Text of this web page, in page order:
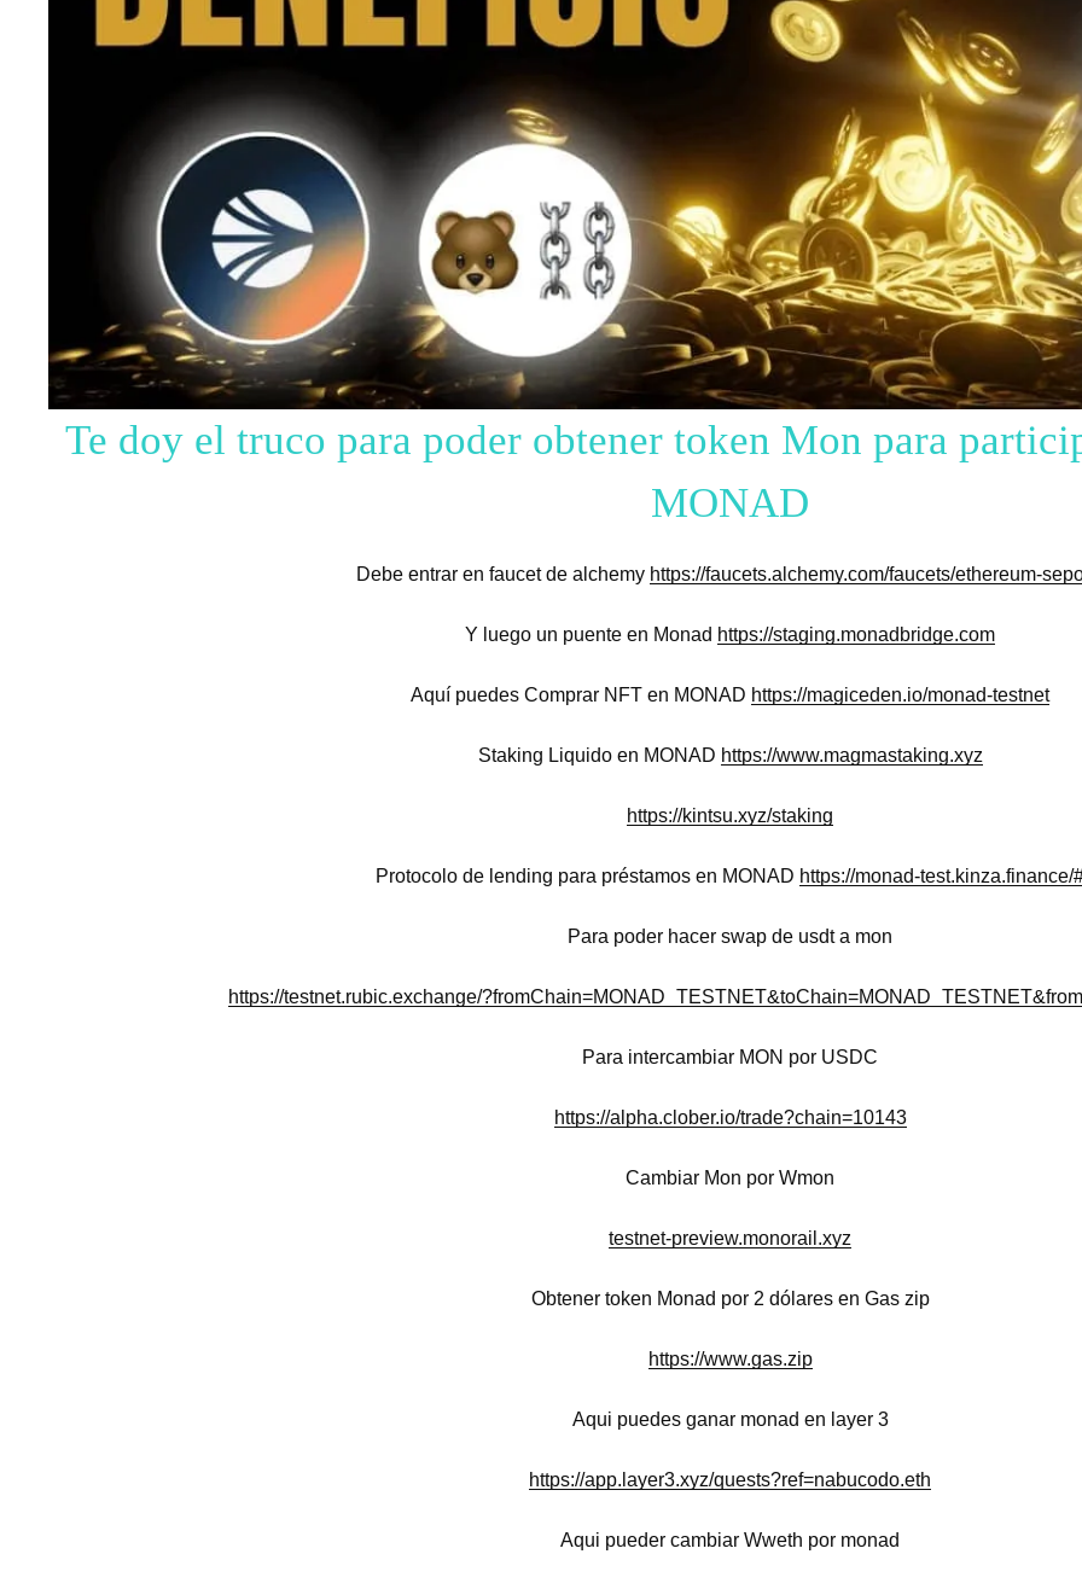
Te doy el truco para poder obtener token Mon para
MONAD
Debe entrar en faucet de alchemy https://faucets.alchemy.com/faucets/ethereum-
Y luego un puente en Monad https://staging.monadbridge.com
Aquí puedes Comprar NFT en MONAD https://magiceden.io/monad-testnet
Staking Liquido en MONAD https://www.magmastaking.xyz
https://kintsu.xyz/staking
Protocolo de lending para préstamos en MONAD https://monad-test.kinza.finance/
Para poder hacer swap de usdt a mon
https://testnet.rubic.exchange/
Para intercambiar MON por USDC
https://alpha.clober.io/trade?chain=10143
Cambiar Mon por Wmon
testnet-preview.monorail.xyz
Obtener token Monad por 2 dólares en Gas zip
https://www.gas.zip
Aqui puedes ganar monad en layer 3
https://app.layer3.xyz/quests?ref=nabucodo.eth
Aqui pueder cambiar Wweth por monad